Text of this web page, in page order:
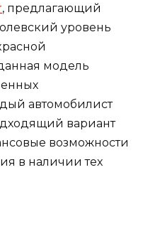
, предлагающий
уровень
модель
автомобилист
вариант
возможности
в наличии тех